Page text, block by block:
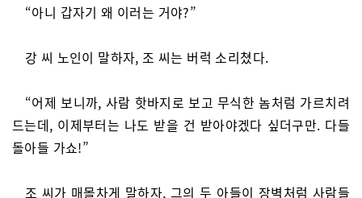
“아니 갑자기 왜 이러는 거야?”
강 씨 노인이 말하자, 조 씨는 버럭 소리쳤다.
“어제 보니까, 사람 핫바지로 보고 무식한 놈처럼 가르치려
드는데, 이제부터는 나도 받을 건 받아야겠다 싶더구만. 다들
돌아들 가쇼!”
조 씨가 매몰차게 말하자, 그의 두 아들이 장벽처럼 사람들